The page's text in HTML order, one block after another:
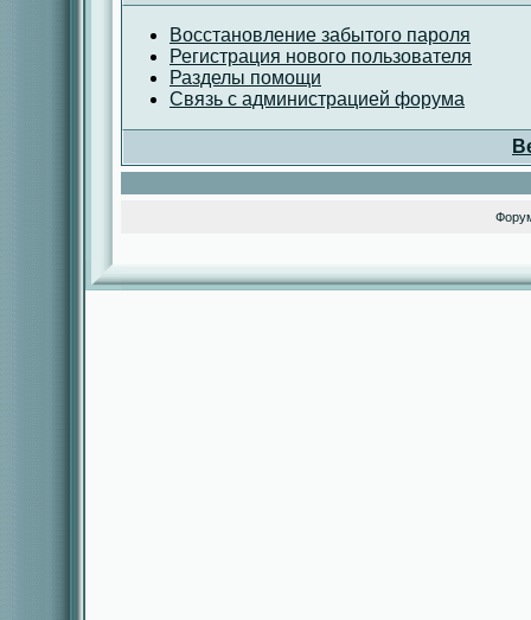
Восстановление забытого пароля
Регистрация нового пользователя
Разделы помощи
Связь с администрацией форума